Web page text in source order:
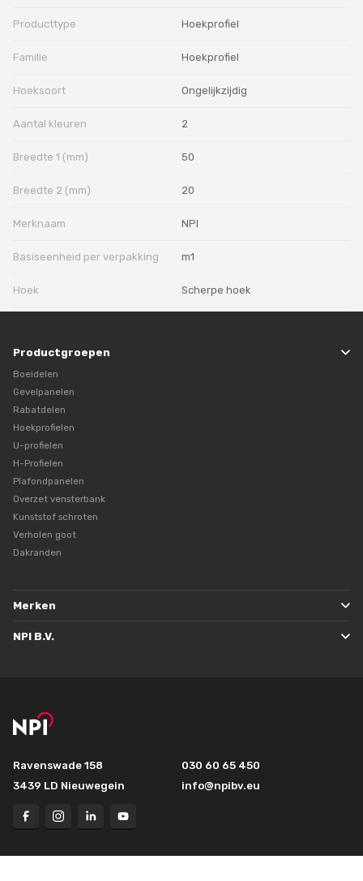
Producttype Hoekprofiel
Familie Hoekprofiel
Hoeksoort Ongelijkzijdig
Aantal kleuren 2
Breedte 1 (mm) 50
Breedte 2 (mm) 20
Merknaam NPI
Basiseenheid per verpakking m1
Hoek Scherpe hoek
Productgroepen
Boeidelen
Gevelpanelen
Rabatdelen
Hoekprofielen
U-profielen
H-Profielen
Plafondpanelen
Overzet vensterbank
Kunststof schroten
Verholen goot
Dakranden
Merken
NPI B.V.
Ravenswade 158
030 60 65 450
3439 LD Nieuwegein
info@npibv.eu